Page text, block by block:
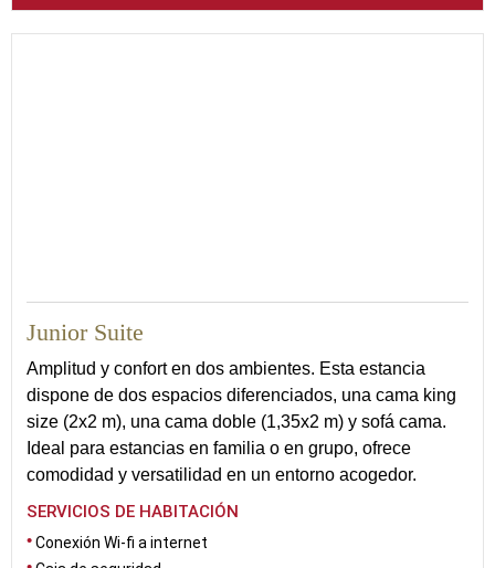
Junior Suite
Amplitud y confort en dos ambientes. Esta estancia
dispone de dos espacios diferenciados, una cama king
size (2x2 m), una cama doble (1,35x2 m) y sofá cama.
Ideal para estancias en familia o en grupo, ofrece
comodidad y versatilidad en un entorno acogedor.
SERVICIOS DE HABITACIÓN
Conexión Wi-fi a internet